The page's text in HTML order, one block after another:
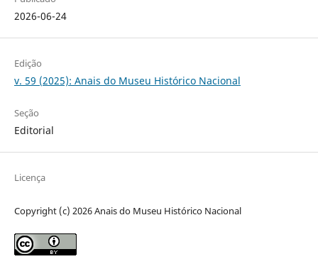
2026-06-24
Edição
v. 59 (2025): Anais do Museu Histórico Nacional
Seção
Editorial
Licença
Copyright (c) 2026 Anais do Museu Histórico Nacional